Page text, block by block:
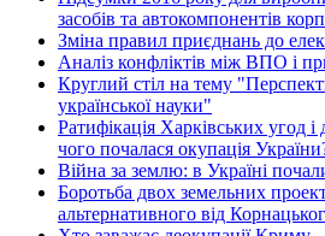
засобів та автокомпонентів
Зміна правил приєднань до
Аналіз конфліктів між ВПО і
Круглий стіл на тему
української науки"
Ратифікація Харківських угод і
чого почалася окупація
Війна за землю: в Україні
Боротьба двох земельних
альтернативного від